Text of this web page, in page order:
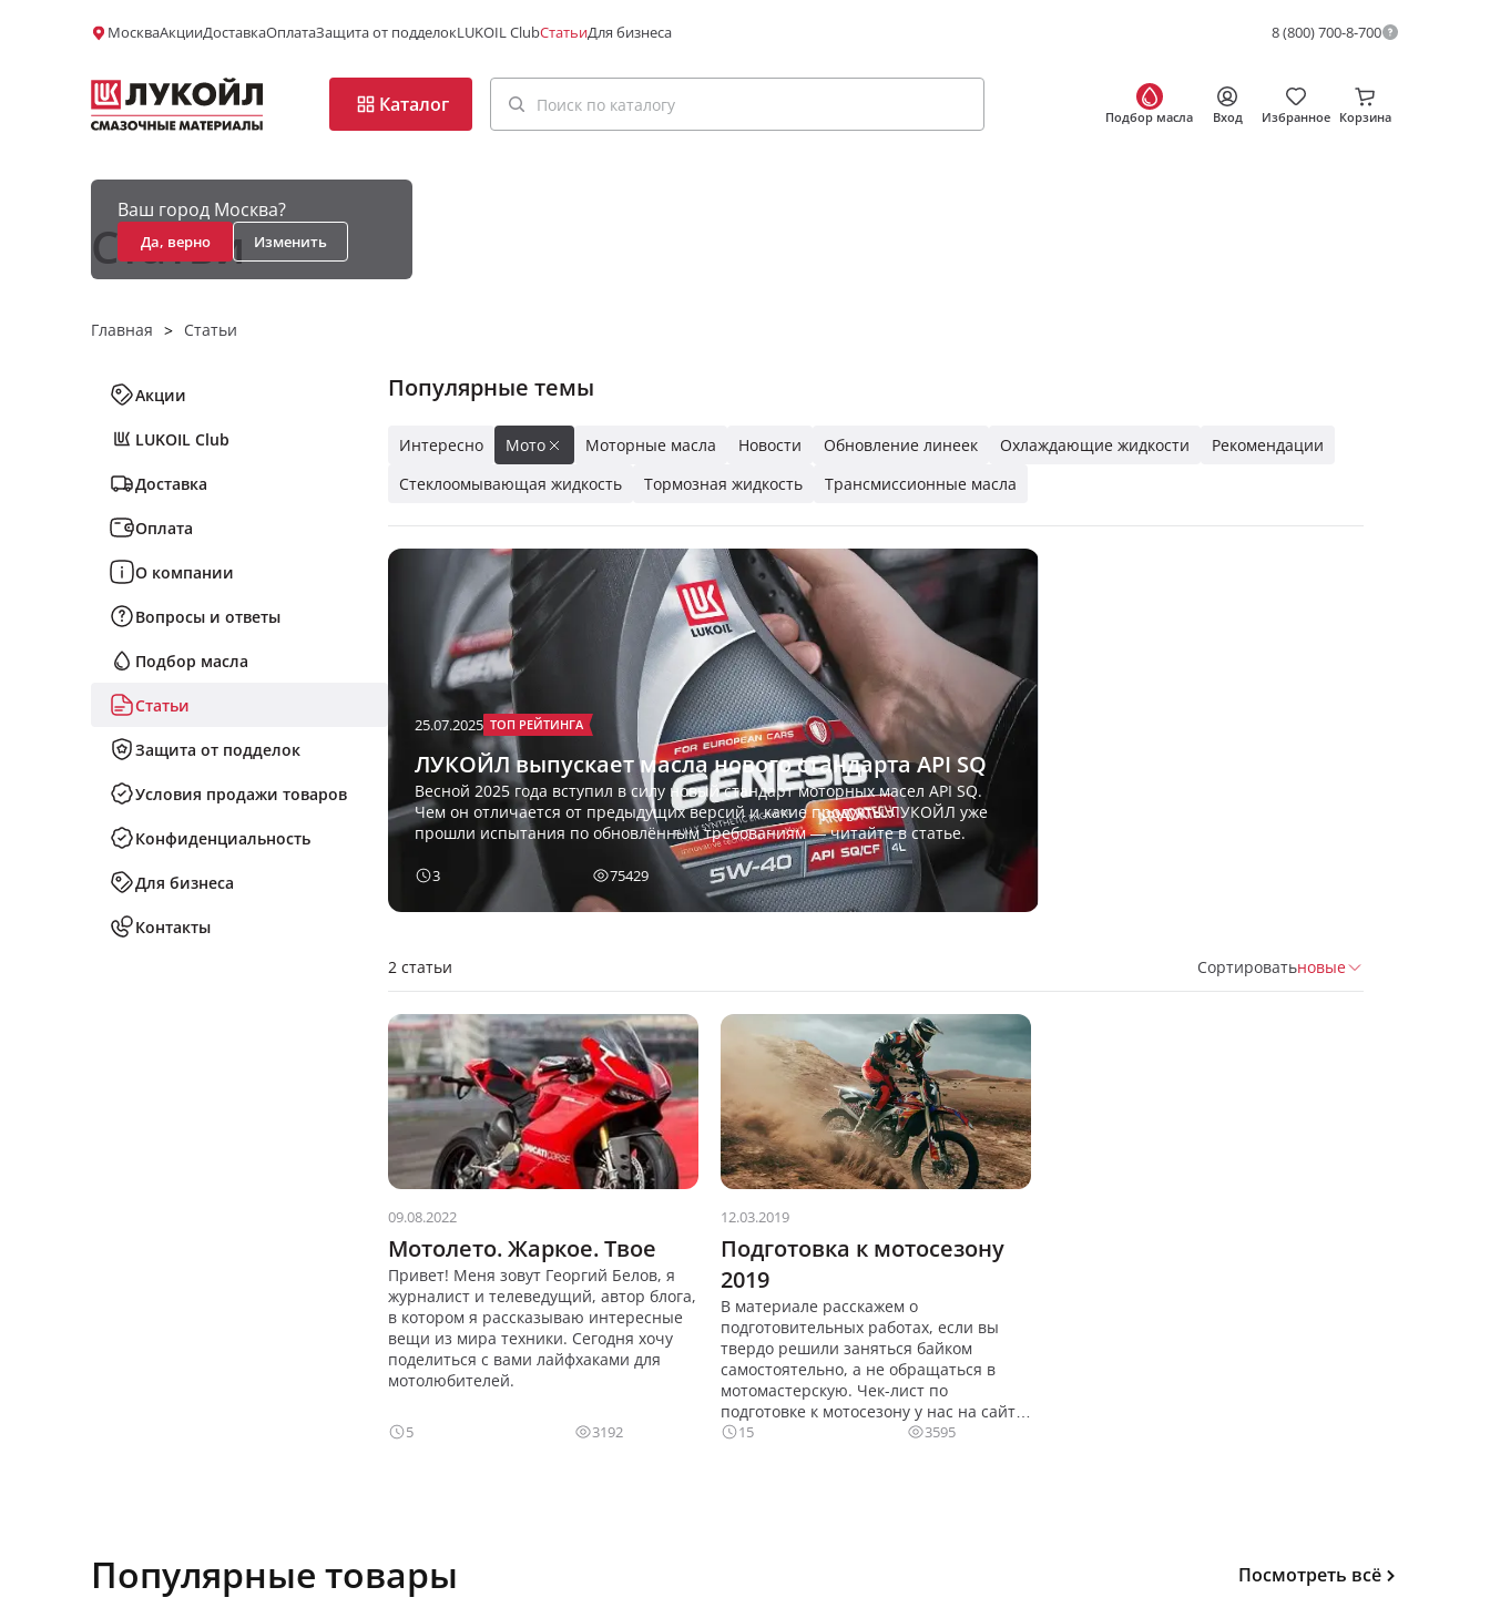
МоскваАкцииДоставкаОплатаЗащита от подделокLUKOIL ClubСтатьиДля бизнеса 8 (800) 700-8-700
Каталог
Подбор масла Вход Избранное Корзина
Ваш город Москва?
Да, верно Изменить
Статьи
Главная > Статьи
Акции
LUKOIL Club
Доставка
Оплата
О компании
Вопросы и ответы
Подбор масла
Статьи
Защита от подделок
Условия продажи товаров
Конфиденциальность
Для бизнеса
Контакты
Популярные темы
Интересно Мото Моторные масла Новости Обновление линеек Охлаждающие жидкости
Рекомендации
Стеклоомывающая жидкость
Тормозная жидкость Трансмиссионные масла
25.07.2025 ТОП РЕЙТИНГА
ЛУКОЙЛ выпускает масла нового стандарта API SQ
Весной 2025 года вступил в силу новый стандарт моторных масел API SQ.
Чем он отличается от предыдущих версий и какие продукты ЛУКОЙЛ уже
прошли испытания по обновлённым требованиям — читайте в статье.
3 75429
2 статьи Сортироватьновые
09.08.2022
Мотолето. Жаркое. Твое
Привет! Меня зовут Георгий Белов, я
журналист и телеведущий, автор блога,
в котором я рассказываю интересные
вещи из мира техники. Сегодня хочу
поделиться с вами лайфхаками для
мотолюбителей.
5 3192
12.03.2019
Подготовка к мотосезону
2019
В материале расскажем о
подготовительных работах, если вы
твердо решили заняться байком
самостоятельно, а не обращаться в
мотомастерскую. Чек-лист по
подготовке к мотосезону у нас на сайте
ЛУКОЙЛ.
15 3595
Популярные товары Посмотреть всё